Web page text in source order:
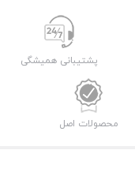
پشتیبانی همیشگی
محصولات اصل